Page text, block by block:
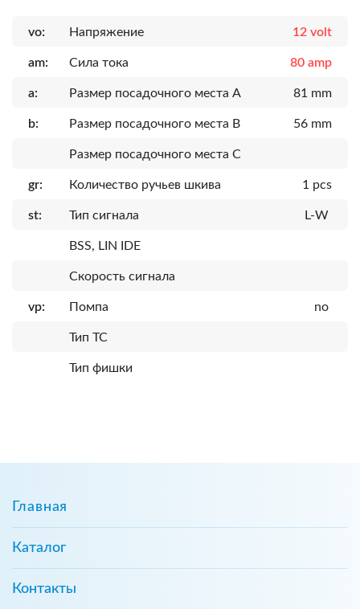
vo: Напряжение 12 volt
am: Сила тока 80 amp
a: Размер посадочного места A 81 mm
b: Размер посадочного места B 56 mm
Размер посадочного места C
gr: Количество ручьев шкива 1 pcs
st: Тип сигнала L-W
BSS, LIN IDE
Скорость сигнала
vp: Помпа no
Тип ТС
Тип фишки
Главная
Каталог
Контакты